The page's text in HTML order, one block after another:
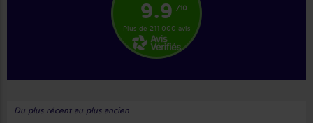
9.9 /10
Plus de 211 000 avis
Du plus récent au plus ancien